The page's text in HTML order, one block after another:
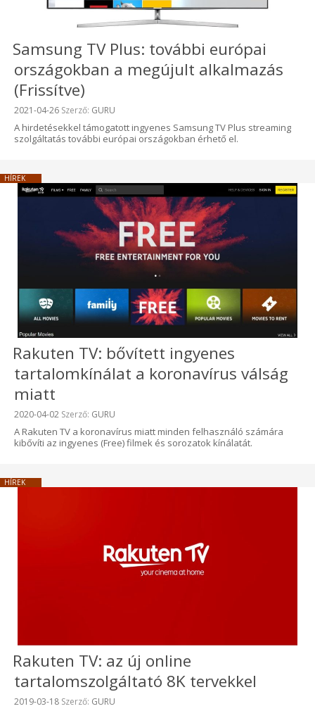
Samsung TV Plus: további európai
országokban a megújult alkalmazás
(Frissítve)
Beküldve:
2021-04-26 Szerző: GURU
A hirdetésekkel támogatott ingyenes Samsung TV Plus streaming
szolgáltatás további európai országokban érhető el.
HÍREK
Rakuten TV: bővített ingyenes
tartalomkínálat a koronavírus válság
miatt
Beküldve:
2020-04-02 Szerző: GURU
A Rakuten TV a koronavírus miatt minden felhasználó számára
kibővíti az ingyenes (Free) filmek és sorozatok kínálatát.
HÍREK
Rakuten TV: az új online
tartalomszolgáltató 8K tervekkel
Beküldve:
2019-03-18 Szerző: GURU